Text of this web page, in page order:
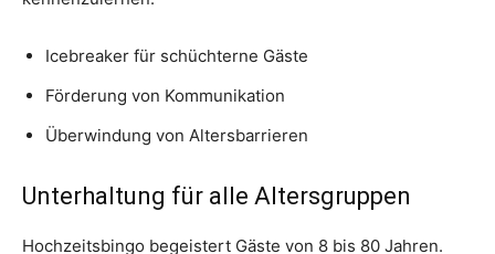
Icebreaker für schüchterne Gäste
Förderung von Kommunikation
Überwindung von Altersbarrieren
Unterhaltung für alle Altersgruppen
Hochzeitsbingo begeistert Gäste von 8 bis 80 Jahren.